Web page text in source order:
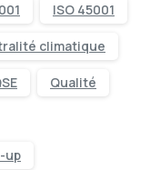
ISO 45001
climatique
Qualité
up